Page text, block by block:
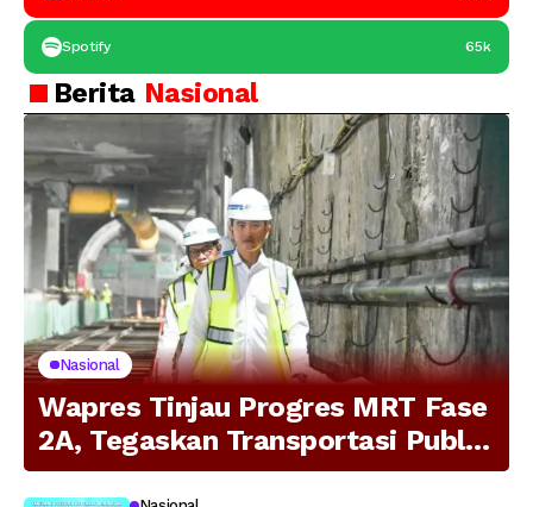
Spotify 65k
Berita Nasional
Nasional
Wapres Tinjau Progres MRT Fase
2A, Tegaskan Transportasi Publik
Modern Jadi Prioritas Nasional